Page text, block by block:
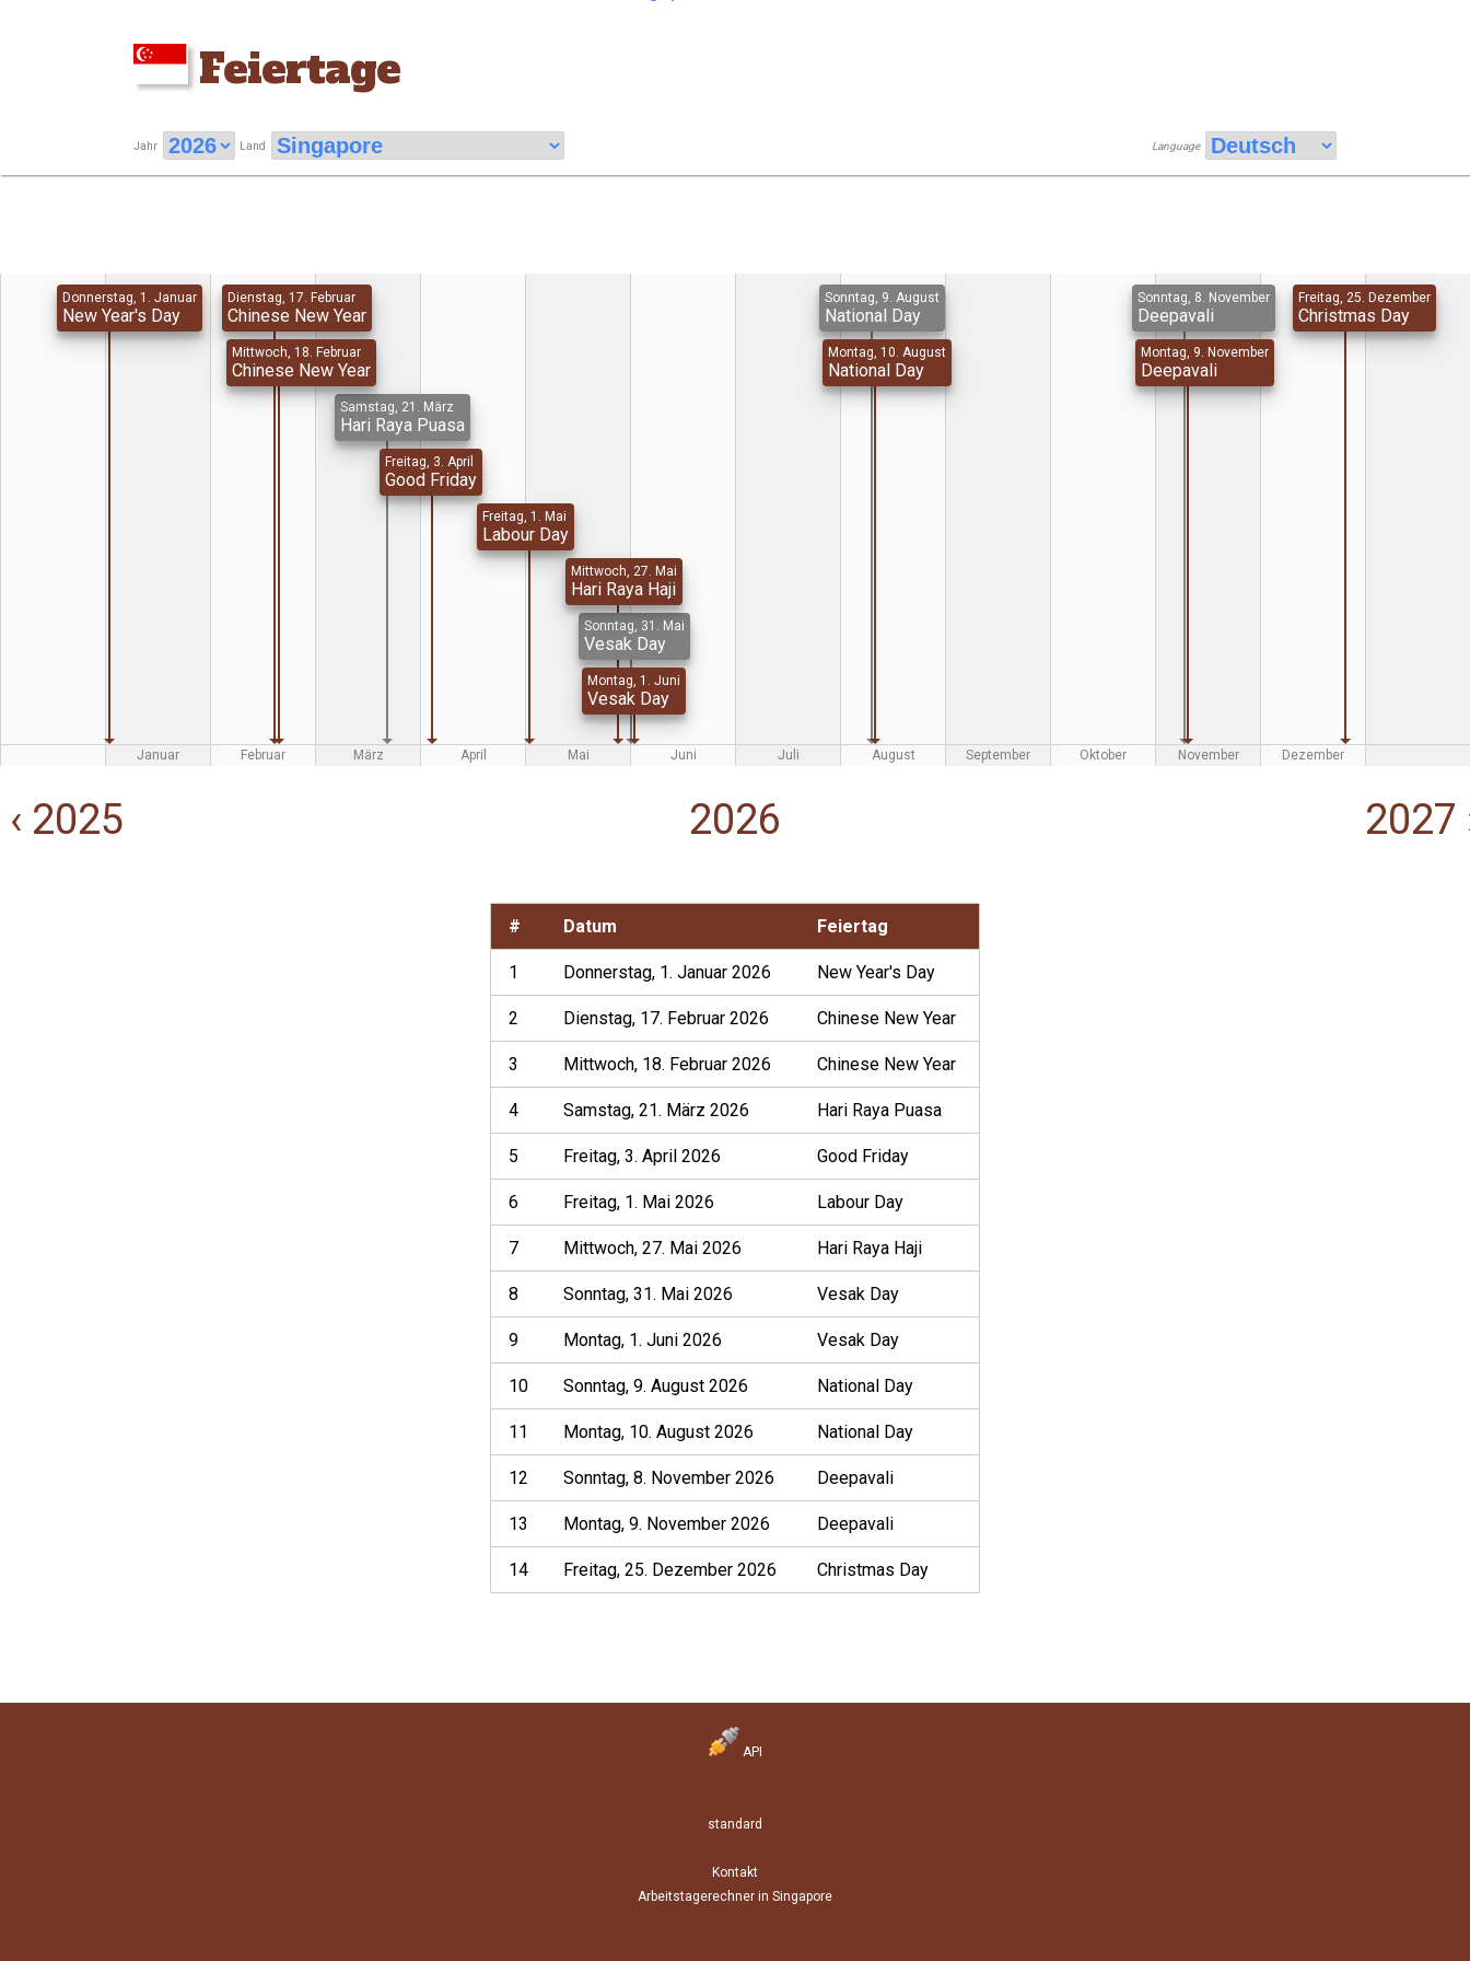
Feiertage
Jahr Land Language
Donnerstag, 1. Januar
New Year's Day
Dienstag, 17. Februar
Chinese New Year
Mittwoch, 18. Februar
Chinese New Year
Samstag, 21. März
Hari Raya Puasa
Freitag, 3. April
Good Friday
Freitag, 1. Mai
Labour Day
Mittwoch, 27. Mai
Hari Raya Haji
Sonntag, 31. Mai
Vesak Day
Montag, 1. Juni
Vesak Day
Sonntag, 9. August
National Day
Montag, 10. August
National Day
Sonntag, 8. November
Deepavali
Montag, 9. November
Deepavali
Freitag, 25. Dezember
Christmas Day
Januar Februar März April Mai Juni Juli August September Oktober November Dezember
‹ 2025 2026 2027
# Datum Feiertag
1 Donnerstag, 1. Januar 2026 New Year's Day
2 Dienstag, 17. Februar 2026 Chinese New Year
3 Mittwoch, 18. Februar 2026 Chinese New Year
4 Samstag, 21. März 2026 Hari Raya Puasa
5 Freitag, 3. April 2026 Good Friday
6 Freitag, 1. Mai 2026 Labour Day
7 Mittwoch, 27. Mai 2026 Hari Raya Haji
8 Sonntag, 31. Mai 2026 Vesak Day
9 Montag, 1. Juni 2026 Vesak Day
10 Sonntag, 9. August 2026 National Day
11 Montag, 10. August 2026 National Day
12 Sonntag, 8. November 2026 Deepavali
13 Montag, 9. November 2026 Deepavali
14 Freitag, 25. Dezember 2026 Christmas Day
API
standard
Kontakt
Arbeitstagerechner in Singapore